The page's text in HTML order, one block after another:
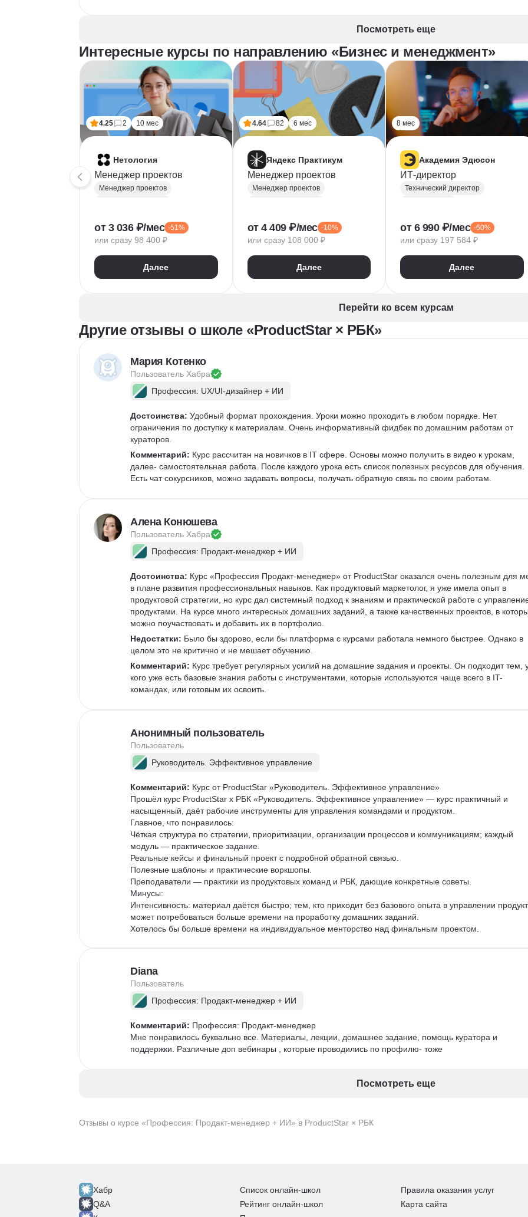
Отзывы о курсе «Профессия: Продакт-менеджер + ИИ» в ProductStar × РБК
Посмотреть еще
Интересные курсы по направлению «Бизнес и менеджмент»
4.25 2 10 мес
Нетология
Менеджер проектов
Менеджер проектов
Продуктовая аналитика
Нейронные сети
Kanban
от 3 036 ₽/мес -51%
или сразу 98 400 ₽
Далее
4.64 82 6 мес
Яндекс Практикум
Менеджер проектов
Менеджер проектов
Деливери-менеджер
Jira
SQL
Agile
от 4 409 ₽/мес -10%
или сразу 108 000 ₽
Далее
8 мес
Академия Эдюсон
ИТ-директор
Технический директор
CIO
BPMN
Финансовый менеджмент
Управление закупками
Курсы Teamlead
Ведение переговоров
Работа в команде
Решение проблем
от 6 990 ₽/мес -60%
или сразу 197 584 ₽
Далее
Перейти ко всем курсам
Другие отзывы о школе «ProductStar × РБК»
Мария Котенко
Пользователь Хабра
Профессия: UX/UI-дизайнер + ИИ
Достоинства: Удобный формат прохождения. Уроки можно проходить в любом порядке. Нет
ограничения по доступку к материалам. Очень информативный фидбек по домашним работам от
кураторов.
Комментарий: Курс рассчитан на новичков в IT сфере. Основы можно получить в видео к урокам,
далее- самостоятельная работа. После каждого урока есть список полезных ресурсов для обучения.
Есть чат сокурсников, можно задавать вопросы, получать обратную связь по своим работам.
Алена Конюшева
Пользователь Хабра
Профессия: Продакт-менеджер + ИИ
Достоинства: Курс «Профессия Продакт-менеджер» от ProductStar оказался очень полезным для
в плане развития профессиональных навыков. Как продуктовый маркетолог, я уже имела опыт в
продуктовой стратегии, но курс дал системный подход к знаниям и практической работе с
продуктами. На курсе много интересных домашних заданий, а также качественных проектов, в
можно поучаствовать и добавить их в портфолио.
Недостатки: Было бы здорово, если бы платформа с курсами работала немного быстрее. Однако в
целом это не критично и не мешает обучению.
Комментарий: Курс требует регулярных усилий на домашние задания и проекты. Он подходит тем,
кого уже есть базовые знания работы с инструментами, которые используются чаще всего в IT-
командах, или готовым их освоить.
Анонимный пользователь
Пользователь
Руководитель. Эффективное управление
Комментарий: Курс от ProductStar «Руководитель. Эффективное управление»
Прошёл курс ProductStar х РБК «Руководитель. Эффективное управление» — курс практичный и
насыщенный, даёт рабочие инструменты для управления командами и продуктом.
Главное, что понравилось:
Чёткая структура по стратегии, приоритизации, организации процессов и коммуникациям; каждый
модуль — практическое задание.
Реальные кейсы и финальный проект с подробной обратной связью.
Полезные шаблоны и практические воркшопы.
Преподаватели — практики из продуктовых команд и РБК, дающие конкретные советы.
Минусы:
Интенсивность: материал даётся быстро; тем, кто приходит без базового опыта в управлении
может потребоваться больше времени на проработку домашних заданий.
Хотелось бы больше времени на индивидуальное менторство над финальным проектом.
Полезен тем, кто уже имеет минимум практики в продукте и хочет получить рабочие шаблоны и
инструменты для масштабирования команды.
Diana
Пользователь
Профессия: Продакт-менеджер + ИИ
Комментарий: Профессия: Продакт-менеджер
Мне понравилось буквально все. Материалы, лекции, домашнее задание, помощь куратора и
поддержки. Различные доп вебинары , которые проводились по профилю- тоже
Посмотреть еще
Хабр
Q&A
Список онлайн-школ
Рейтинг онлайн-школ
Правила оказания услуг
Карта сайта